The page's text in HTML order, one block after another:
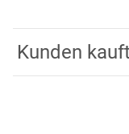
Kunden